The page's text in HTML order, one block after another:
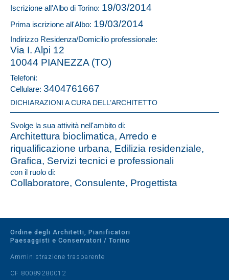
Iscrizione all'Albo di Torino: 19/03/2014
Prima iscrizione all'Albo: 19/03/2014
Indirizzo Residenza/Domicilio professionale:
Via I. Alpi 12
10044 PIANEZZA (TO)
Telefoni:
Cellulare: 3404761667
DICHIARAZIONI A CURA DELL’ARCHITETTO
Svolge la sua attività nell'ambito di:
Architettura bioclimatica, Arredo e
riqualificazione urbana, Edilizia residenziale,
Grafica, Servizi tecnici e professionali
con il ruolo di:
Collaboratore, Consulente, Progettista
Ordine degli Architetti, Pianificatori
Paesaggisti e Conservatori / Torino
Amministrazione trasparente
CF 80089280012